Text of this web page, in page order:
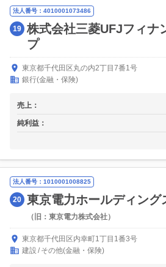
法人番号：4010001073486
19
株式会社三菱UFJフィナ
プ
東京都千代田区丸の内2丁目7番1号
銀行(金融・保険)
売上：
純利益：
法人番号：1010001008825
20 東京電力ホールディング
（旧：東京電力株式会社）
東京都千代田区内幸町1丁目1番3号
建設
その他(金融・保険)